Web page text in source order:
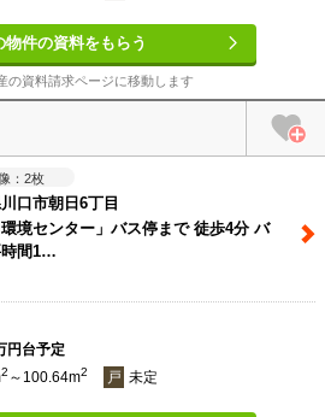
物件の資料をもらう
の資料請求ページに移動します
2枚
口市朝日6丁目
環境センター」バス停まで 徒歩4分 バ
時間1…
円台予定
2 ～100.64m2 戸 未定